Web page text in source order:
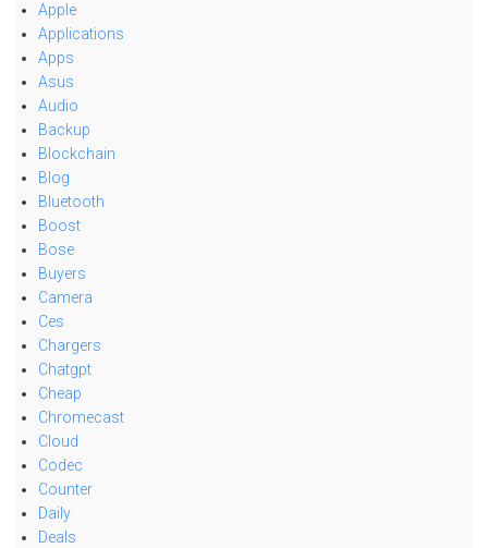
Apple
Applications
Apps
Asus
Audio
Backup
Blockchain
Blog
Bluetooth
Boost
Bose
Buyers
Camera
Ces
Chargers
Chatgpt
Cheap
Chromecast
Cloud
Codec
Counter
Daily
Deals